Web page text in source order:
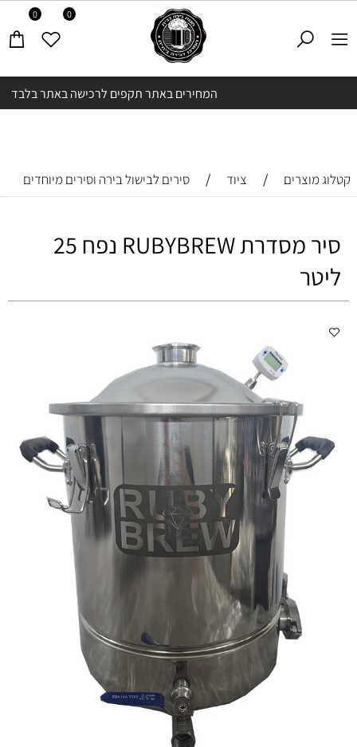
המחירים באתר תקפים לרכישה באתר בלבד
0 0
קטלוג מוצרים / ציוד / סירים לבישול בירה וסירים מיוחדים
סיר מסדרת RUBYBREW נפח 25
ליטר